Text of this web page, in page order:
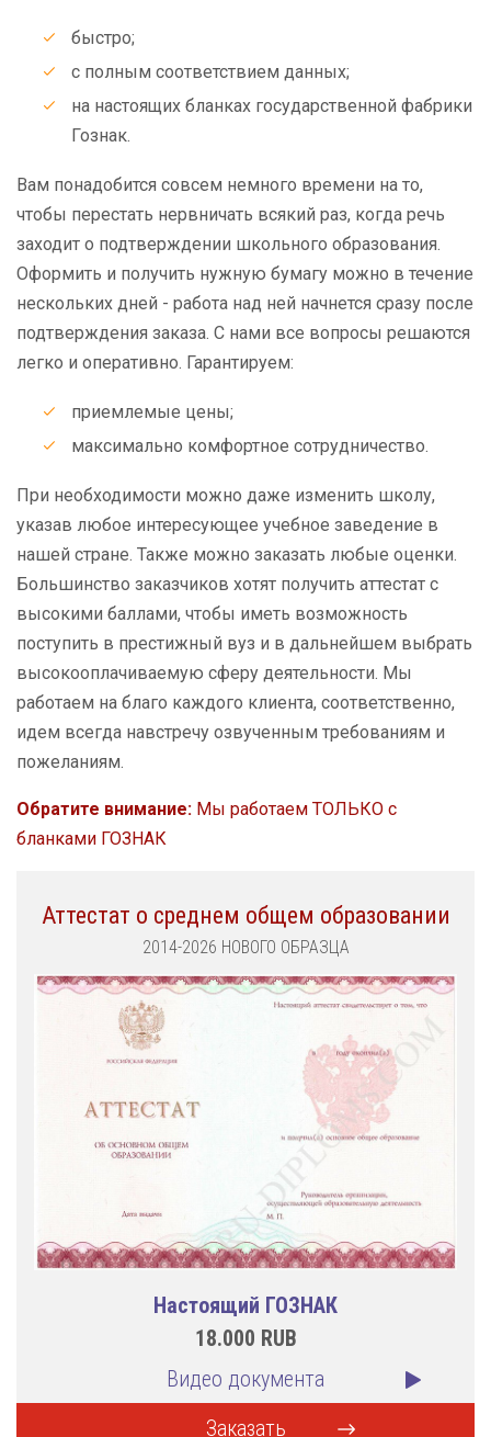
быстро;
с полным соответствием данных;
на настоящих бланках государственной фабрики
Гознак.
Вам понадобится совсем немного времени на то,
чтобы перестать нервничать всякий раз, когда речь
заходит о подтверждении школьного образования.
Оформить и получить нужную бумагу можно в течение
нескольких дней - работа над ней начнется сразу после
подтверждения заказа. С нами все вопросы решаются
легко и оперативно. Гарантируем:
приемлемые цены;
максимально комфортное сотрудничество.
При необходимости можно даже изменить школу,
указав любое интересующее учебное заведение в
нашей стране. Также можно заказать любые оценки.
Большинство заказчиков хотят получить аттестат с
высокими баллами, чтобы иметь возможность
поступить в престижный вуз и в дальнейшем выбрать
высокооплачиваемую сферу деятельности. Мы
работаем на благо каждого клиента, соответственно,
идем всегда навстречу озвученным требованиям и
пожеланиям.
Обратите внимание: Мы работаем ТОЛЬКО с
бланками ГОЗНАК
Аттестат о среднем общем образовании
2014-2026 НОВОГО ОБРАЗЦА
Настоящий ГОЗНАК
18.000 RUB
Видео документа
Заказать